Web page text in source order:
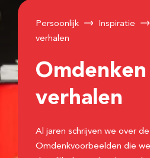
Persoonlijk Inspiratie
verhalen
Omdenken
verhalen
Al jaren schrijven we over
Omdenkvoorbeelden die